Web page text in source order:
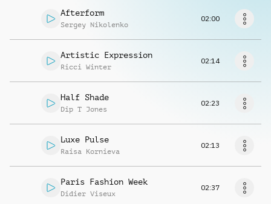
Afterform
Sergey Nikolenko
02:00
Artistic Expression
Ricci Winter
02:14
Half Shade
Dip T Jones
02:23
Luxe Pulse
Raisa Kornieva
02:13
Paris Fashion Week
Didier Viseux
02:37